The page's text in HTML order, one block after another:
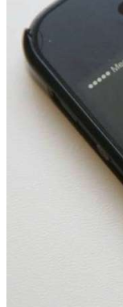
Атака БПЛА в
пострадавшие
12:01
Волгоградские
рейтинга:
для
В
конкурс на
судоходный